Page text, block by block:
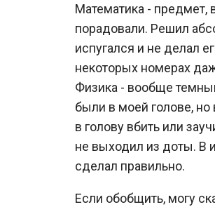
Математика - предмет,
порадовали. Решил
испугался и не делал
некоторых номерах
Физика - вообще
были в моей голове, но
в голову вбить или
не выходил из доты. В
сделал правильно.
Если обобщить, могу